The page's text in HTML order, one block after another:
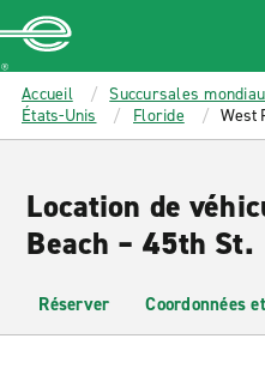
MAIN
CONTENT
Enterprise
Accueil
Succursales
États-Unis
Floride West
Location de
Beach – 45th St.
Réserver Coordonnées